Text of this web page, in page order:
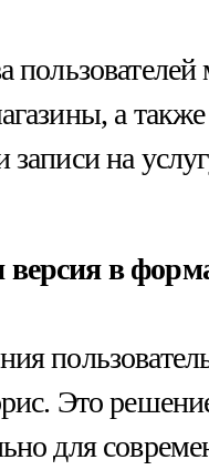
а
записи на
в
Это
для